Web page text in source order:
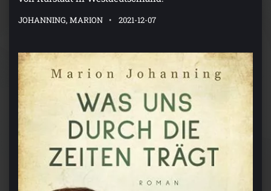
JOHANNING, MARION 2021-12-07